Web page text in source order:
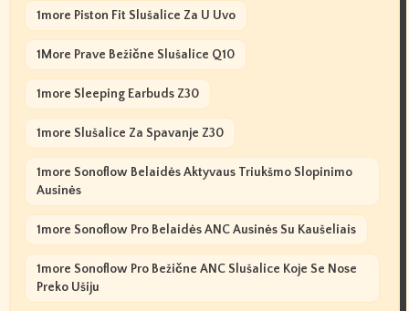
1more Piston Fit Slušalice Za U Uvo
1More Prave Bežične Slušalice Q10
1more Sleeping Earbuds Z30
1more Slušalice Za Spavanje Z30
1more Sonoflow Belaidės Aktyvaus Triukšmo Slopinimo
Ausinės
1more Sonoflow Pro Belaidės ANC Ausinės Su Kaušeliais
1more Sonoflow Pro Bežične ANC Slušalice Koje Se Nose
Preko Ušiju